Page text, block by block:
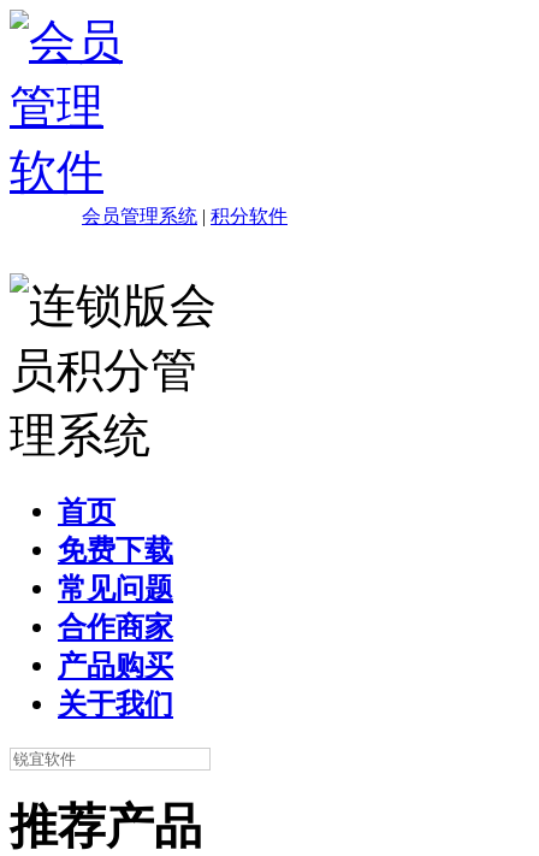
会员管理系统 | 积分软件
首页
免费下载
常见问题
合作商家
产品购买
关于我们
推荐产品